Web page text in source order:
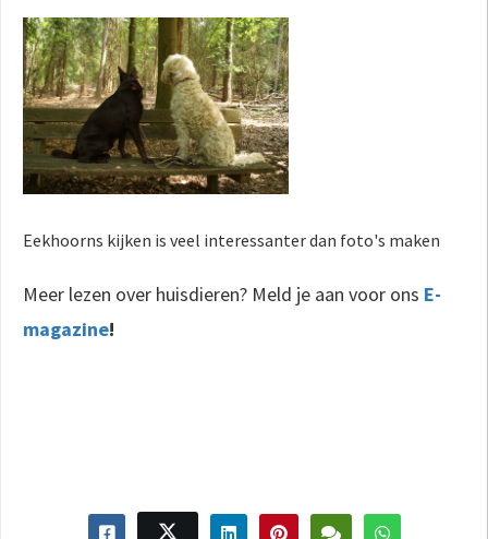
Eekhoorns kijken is veel interessanter dan foto's maken
Meer lezen over huisdieren? Meld je aan voor ons E-
magazine!